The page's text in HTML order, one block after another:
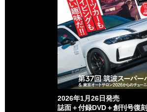
2026年1月26日発売
誌面＋付録DVD＋創刊号復刻